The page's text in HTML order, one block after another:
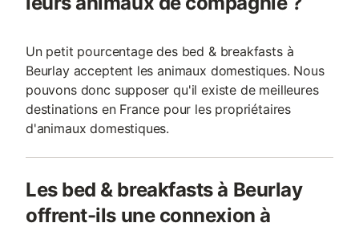
Un petit pourcentage des bed & breakfasts à
Beurlay acceptent les animaux domestiques. Nous
pouvons donc supposer qu'il existe de meilleures
destinations en France pour les propriétaires
d'animaux domestiques.
Les bed & breakfasts à Beurlay
offrent-ils une connexion à